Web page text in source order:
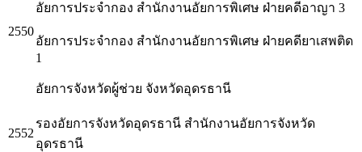
2550
อัยการประจำกอง สำนักงานอัยการพิเศษ ฝ่ายคดีอาญา 3
อัยการประจำกอง สำนักงานอัยการพิเศษ ฝ่ายคดียาเสพติด
1
อัยการจังหวัดผู้ช่วย จังหวัดอุดรธานี
2552
รองอัยการจังหวัดอุดรธานี สำนักงานอัยการจังหวัด
อุดรธานี